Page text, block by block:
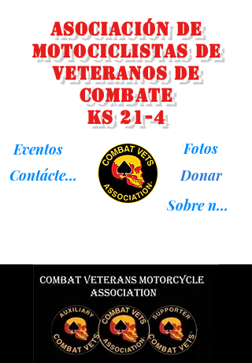
Asociación de
Motociclistas de
Veteranos de
Combate
KS 21-4
Eventos
Contáctenos
Fotos
Donar
Sobre nosotros